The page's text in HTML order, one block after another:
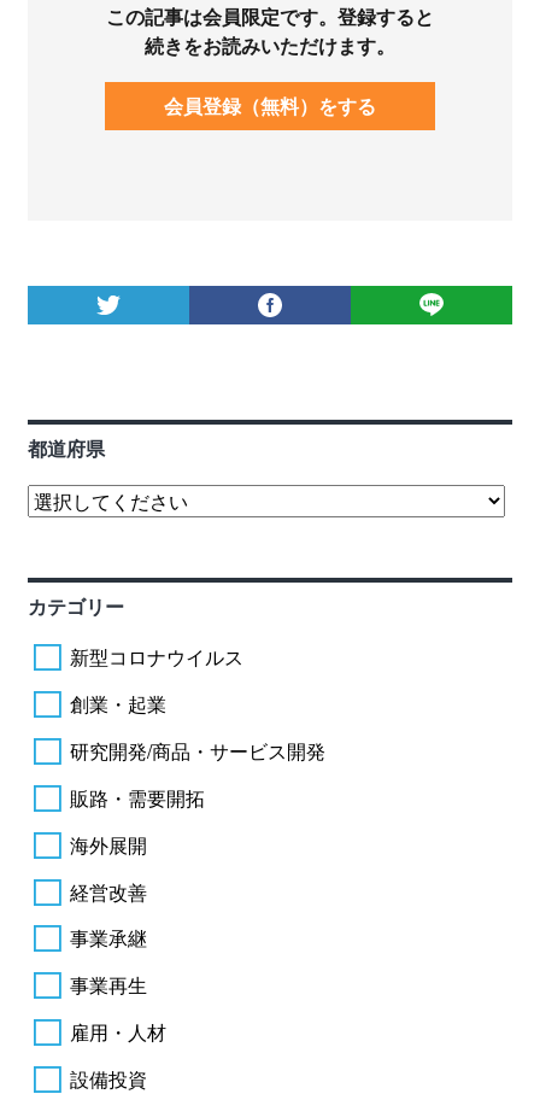
この記事は会員限定です。登録すると
続きをお読みいただけます。
会員登録（無料）をする
都道府県
カテゴリー
新型コロナウイルス
創業・起業
研究開発/商品・サービス開発
販路・需要開拓
海外展開
経営改善
事業承継
事業再生
雇用・人材
設備投資